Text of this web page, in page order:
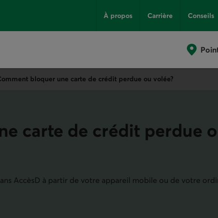
À propos Carrière Conseils
bloquer une carte de crédit perdue ou volée?
carte de crédit perdue
AccèsD à partir de votre appareil mobile ou de votre